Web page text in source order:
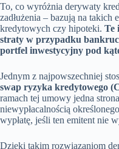
To, co wyróżnia derywaty
zadłużenia – bazują na takich
kredytowych czy hipoteki. Te
straty w przypadku
portfel inwestycyjny pod
Jednym z najpowszechniej
swap ryzyka kredytowego
ramach tej umowy jedna
niewypłacalnością
wypłatę, jeśli ten emitent nie
Dzięki takim rozwiązaniom